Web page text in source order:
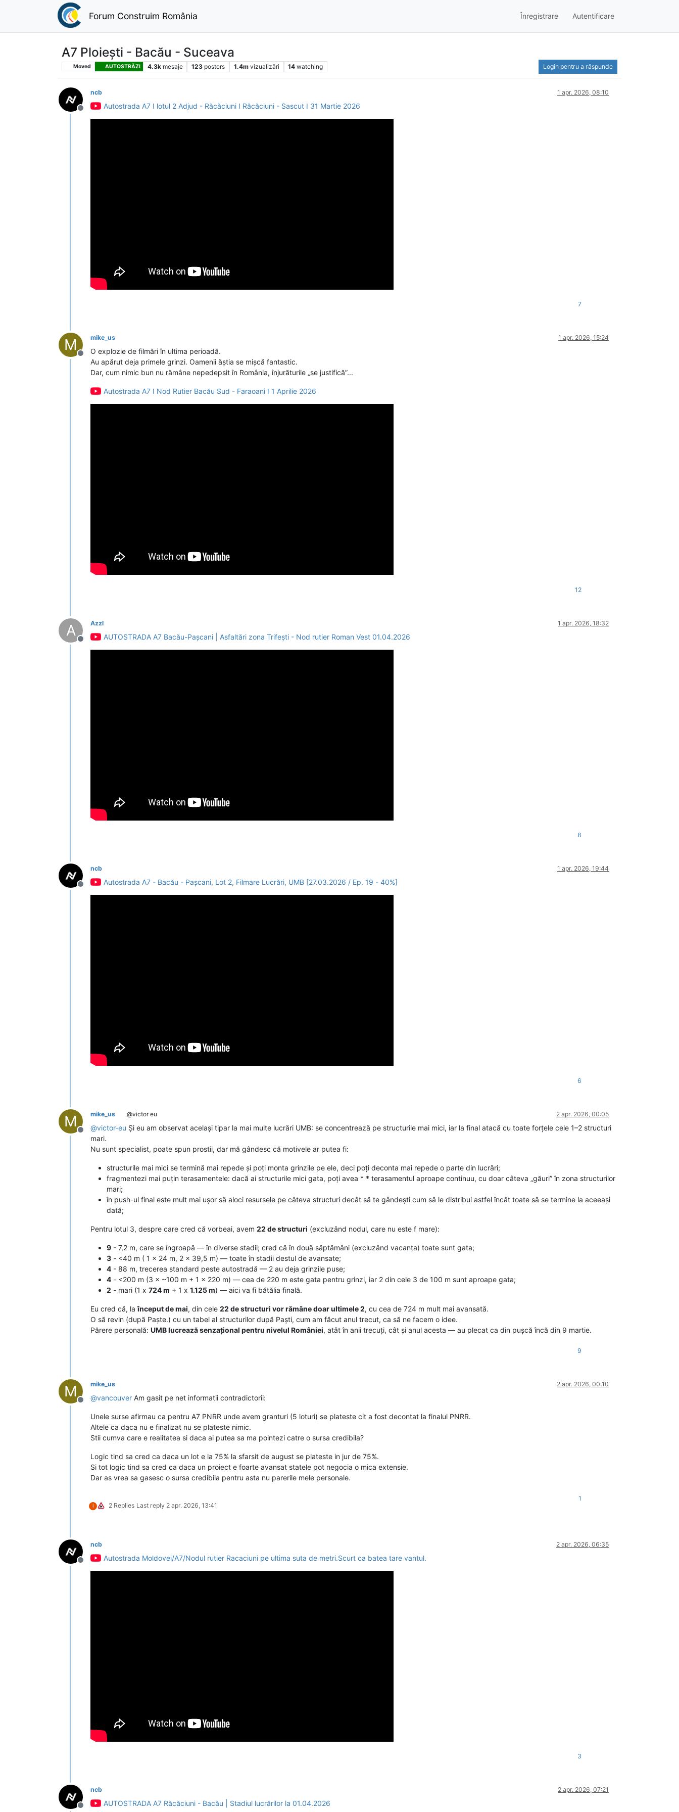
Forum Construim România Înregistrare Autentificare
A7 Ploiești - Bacău - Suceava
Moved AUTOSTRĂZI 4.3k mesaje 123 posters 1.4m vizualizări 14 watching Login pentru a răspunde
Deconectat
ncb 1 apr. 2026, 08:10
Autostrada A7 I lotul 2 Adjud - Răcăciuni I Răcăciuni - Sascut I 31 Martie 2026
7
M
Deconectat
mike_us 1 apr. 2026, 15:24
O explozie de filmări în ultima perioadă.
Au apărut deja primele grinzi. Oamenii ăștia se mișcă fantastic.
Dar, cum nimic bun nu rămâne nepedepsit în România, înjurăturile „se justifică”...
Autostrada A7 I Nod Rutier Bacău Sud - Faraoani I 1 Aprilie 2026
12
A
Deconectat
Azzl 1 apr. 2026, 18:32
AUTOSTRADA A7 Bacău-Pașcani | Asfaltări zona Trifești - Nod rutier Roman Vest 01.04.2026
8
Deconectat
ncb 1 apr. 2026, 19:44
Autostrada A7 - Bacău - Pașcani, Lot 2, Filmare Lucrări, UMB [27.03.2026 / Ep. 19 - 40%]
6
M
Deconectat
mike_us @victor eu 2 apr. 2026, 00:05
@victor-eu Și eu am observat același tipar la mai multe lucrări UMB: se concentrează pe structurile mai mici, iar la final atacă cu toate forțele cele 1–2 structuri
mari.
Nu sunt specialist, poate spun prostii, dar mă gândesc că motivele ar putea fi:
structurile mai mici se termină mai repede și poți monta grinzile pe ele, deci poți deconta mai repede o parte din lucrări;
fragmentezi mai puțin terasamentele: dacă ai structurile mici gata, poți avea * * terasamentul aproape continuu, cu doar câteva „găuri” în zona structurilor
mari;
în push-ul final este mult mai ușor să aloci resursele pe câteva structuri decât să te gândești cum să le distribui astfel încât toate să se termine la aceeași
dată;
Pentru lotul 3, despre care cred că vorbeai, avem 22 de structuri (excluzând nodul, care nu este f mare):
9 - 7,2 m, care se îngroapă — în diverse stadii; cred că în două săptămâni (excluzând vacanța) toate sunt gata;
3 - <40 m ( 1 x 24 m, 2 × 39,5 m) — toate în stadii destul de avansate;
4 - 88 m, trecerea standard peste autostradă — 2 au deja grinzile puse;
4 - <200 m (3 × ~100 m + 1 × 220 m) — cea de 220 m este gata pentru grinzi, iar 2 din cele 3 de 100 m sunt aproape gata;
2 - mari (1 x 724 m + 1 x 1.125 m) — aici va fi bătălia finală.
Eu cred că, laînceput de mai, din cele 22 de structuri vor rămâne doar ultimele 2, cu cea de 724 m mult mai avansată.
O să revin (după Paște.) cu un tabel al structurilor după Paști, cum am făcut anul trecut, ca să ne facem o idee.
Părere personală: UMB lucrează senzațional pentru nivelul României, atât în anii trecuți, cât și anul acesta — au plecat ca din pușcă încă din 9 martie.
9
M
Deconectat
mike_us 2 apr. 2026, 00:10
@vancouver Am gasit pe net informatii contradictorii:
Unele surse afirmau ca pentru A7 PNRR unde avem granturi (5 loturi) se plateste cit a fost decontat la finalul PNRR.
Altele ca daca nu e finalizat nu se plateste nimic.
Stii cumva care e realitatea si daca ai putea sa ma pointezi catre o sursa credibila?
Logic tind sa cred ca daca un lot e la 75% la sfarsit de august se plateste in jur de 75%.
Si tot logic tind sa cred ca daca un proiect e foarte avansat statele pot negocia o mica extensie.
Dar as vrea sa gasesc o sursa credibila pentru asta nu parerile mele personale.
I 2 Replies Last reply 2 apr. 2026, 13:41
1
Deconectat
ncb 2 apr. 2026, 06:35
Autostrada Moldovei/A7/Nodul rutier Racaciuni pe ultima suta de metri.Scurt ca batea tare vantul.
3
ncb 2 apr. 2026, 07:21
AUTOSTRADA A7 Răcăciuni - Bacău | Stadiul lucrărilor la 01.04.2026